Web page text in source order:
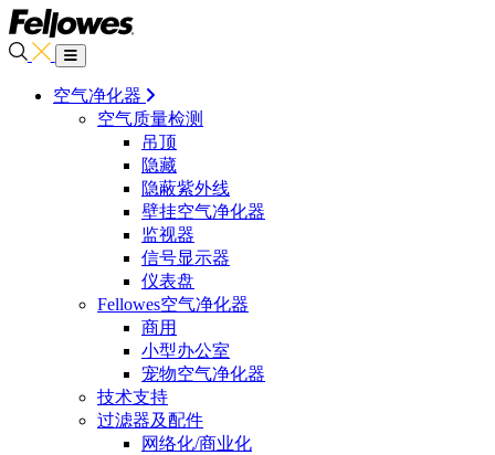
空气净化器
空气质量检测
吊顶
隐藏
隐蔽紫外线
壁挂空气净化器
监视器
信号显示器
仪表盘
Fellowes空气净化器
商用
小型办公室
宠物空气净化器
技术支持
过滤器及配件
网络化/商业化